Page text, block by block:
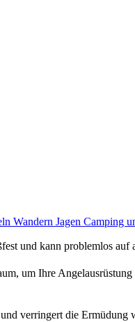
Wandern Jagen Camping
und kann problemlos
um Ihre
verringert die Ermüdung